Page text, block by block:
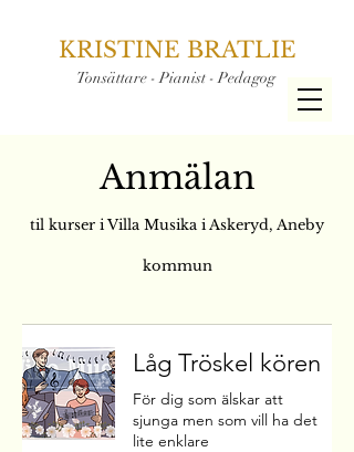
KRISTINE BRATLIE
Tonsättare - Pianist - Pedagog
Anmälan
til kurser i Villa Musika i Askeryd, Aneby
kommun
Låg Tröskel kören
För dig som älskar att
sjunga men som vill ha det
lite enklare